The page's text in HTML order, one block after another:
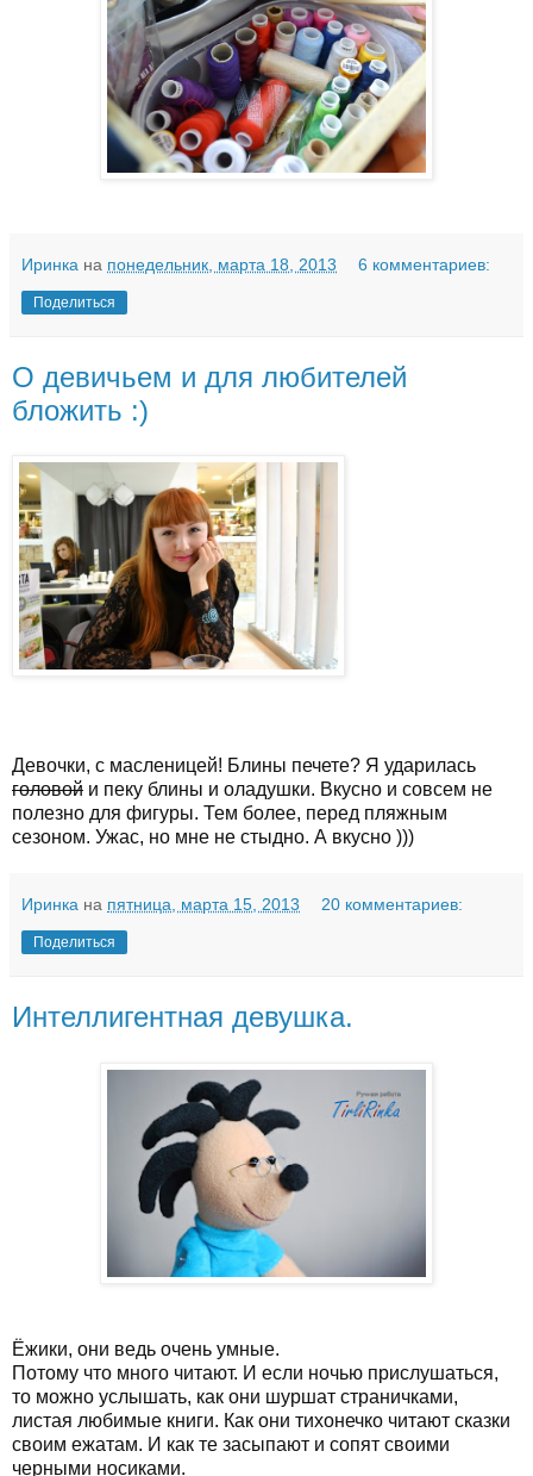
Иринка на понедельник, марта 18, 2013 6 комментариев:
Поделиться
О девичьем и для любителей
бложить :)
Девочки, с масленицей! Блины печете? Я ударилась
головой и пеку блины и оладушки. Вкусно и совсем не
полезно для фигуры. Тем более, перед пляжным
сезоном. Ужас, но мне не стыдно. А вкусно )))
Иринка на пятница, марта 15, 2013 20 комментариев:
Поделиться
Интеллигентная девушка.
Ёжики, они ведь очень умные.
Потому что много читают. И если ночью прислушаться,
то можно услышать, как они шуршат страничками,
листая любимые книги. Как они тихонечко читают сказки
своим ежатам. И как те засыпают и сопят своими
черными носиками.